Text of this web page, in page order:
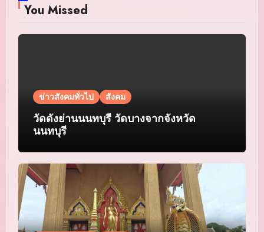
You Missed
ข่าวสังคมทั่วไป สังคม
วัดดังย่านนนทบุรี วัดบางจากจังหวัด
นนทบุรี